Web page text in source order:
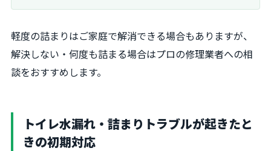
軽度の詰まりはご家庭で解消できる場合もありますが、
解決しない・何度も詰まる場合はプロの修理業者への相
談をおすすめします。
トイレ水漏れ・詰まりトラブルが起きたと
きの初期対応